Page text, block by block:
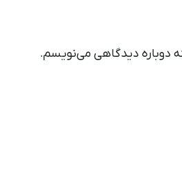
دوباره دیدگاهی می‌نویسم.